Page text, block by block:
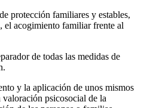
protección familiares y estables,
el acogimiento familiar frente al
de todas las medidas de
y la aplicación de unos mismos
psicosocial de la